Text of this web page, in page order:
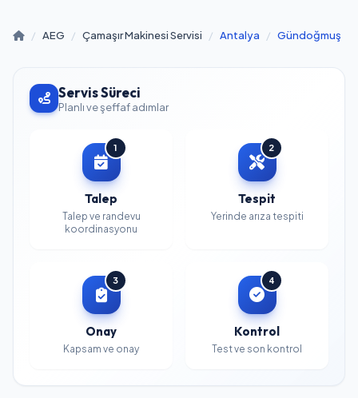
/ AEG / Çamaşır Makinesi Servisi / Antalya / Gündoğmuş
Servis Süreci
Planlı ve şeffaf adımlar
1
Talep
Talep ve randevu
koordinasyonu
2
Tespit
Yerinde arıza tespiti
3
Onay
Kapsam ve onay
4
Kontrol
Test ve son kontrol